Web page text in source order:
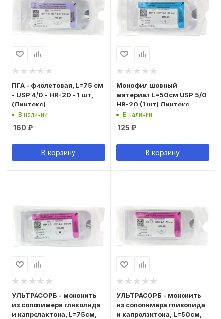
ПГА - фиолетовая, L=75 см
- USP 4/0 - HR-20 - 1 шт,
(Линтекс)
В наличии
160 ₽
В корзину
Монофил шовный
материал L=50см USP 5/0
HR-20 (1 шт) Линтекс
В наличии
125 ₽
В корзину
УЛЬТРАСОРБ - мононить
из сополимера гликолида
и капролактона, L=75см,
УЛЬТРАСОРБ - мононить
из сополимера гликолида
и капролактона, L=50см,